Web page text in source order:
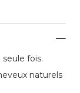
fois.
naturels